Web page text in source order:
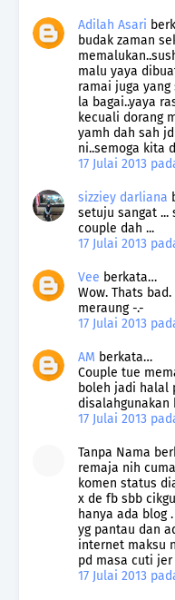
Adilah Asari
budak zaman
malu yaya
ramai juga
la bagai..yaya
kecuali dorang
yamh dah sah
ni..semoga kita
17 Julai 2013
sizziey darliana
setuju sangat ...
couple dah ...
17 Julai 2013
Vee berkata…
Wow. Thats
meraung -.-
17 Julai 2013
AM berkata…
Couple tue
boleh jadi halal
disalahgunakan
17 Julai 2013
Tanpa Nama
remaja nih
komen status
x de fb sbb
hanya ada blog
yg pantau dan
internet maksu
pd masa cuti jer
17 Julai 2013